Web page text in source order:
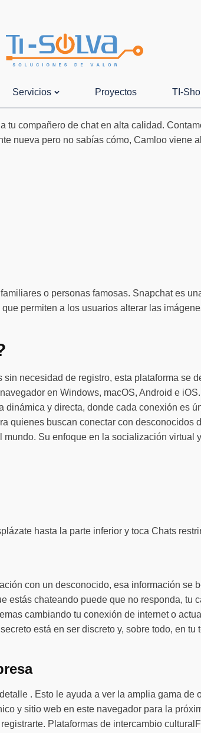
Servicios Proyectos TI-
compañero de chat en alta calidad.
nueva pero no sabías cómo, Camloo viene
o personas famosas. Snapchat es
permiten a los usuarios alterar las
necesidad de registro, esta plataforma se
en Windows, macOS, Android e
y directa, donde cada conexión es
buscan conectar con desconocidos
Su enfoque en la socialización
hasta la parte inferior y toca Chats
con un desconocido, esa información se
chateando puede que no responda, tu
cambiando tu conexión de internet o
está en ser discreto y, sobre todo, en
. Esto le ayuda a ver la amplia gama
y sitio web en este navegador para la
Plataformas de intercambio